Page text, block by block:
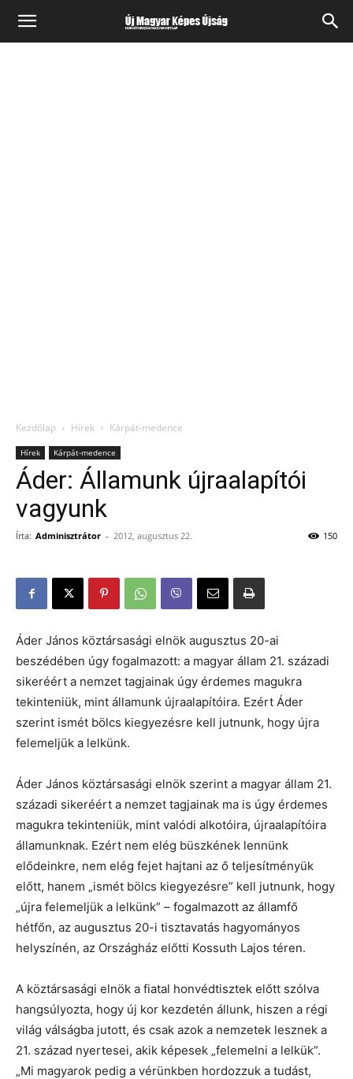
Kezdőlap Hírek Kárpát-medence
Hírek Kárpát-medence
Áder: Államunk újraalapítói
vagyunk
Írta: Adminisztrátor - 2012, augusztus 22. 150
Áder János köztársasági elnök augusztus 20-ai
beszédében úgy fogalmazott: a magyar állam 21. századi
sikeréért a nemzet tagjainak úgy érdemes magukra
tekinteniük, mint államunk újraalapítóira. Ezért Áder
szerint ismét bölcs kiegyezésre kell jutnunk, hogy újra
felemeljük a lelkünk.
Áder János köztársasági elnök szerint a magyar állam 21.
századi sikeréért a nemzet tagjainak ma is úgy érdemes
magukra tekinteniük, mint valódi alkotóira, újraalapítóira
államunknak. Ezért nem elég büszkének lennünk
elődeinkre, nem elég fejet hajtani az ő teljesítményük
előtt, hanem „ismét bölcs kiegyezésre” kell jutnunk, hogy
„újra felemeljük a lelkünk” – fogalmazott az államfő
hétfőn, az augusztus 20-i tisztavatás hagyományos
helyszínén, az Országház előtti Kossuth Lajos téren.
A köztársasági elnök a fiatal honvédtisztek előtt szólva
hangsúlyozta, hogy új kor kezdetén állunk, hiszen a régi
világ válságba jutott, és csak azok a nemzetek lesznek a
21. század nyertesei, akik képesek „felemelni a lelkük”.
„Mi magyarok pedig a vérünkben hordozzuk a tudást,